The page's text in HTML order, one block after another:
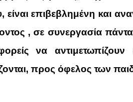
επιβεβλημένη και
, σε συνεργασία
να
προς όφελος των